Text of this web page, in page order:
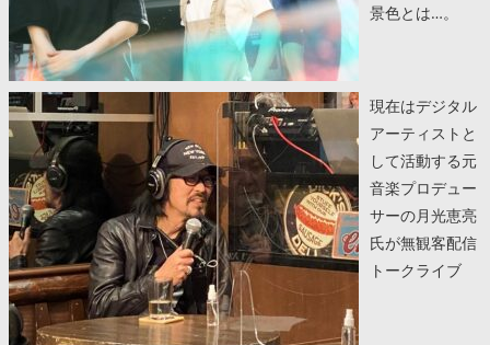
景色とは…。
現在はデジタル
アーティストと
して活動する元
音楽プロデュー
サーの月光恵亮
氏が無観客配信
トークライブ